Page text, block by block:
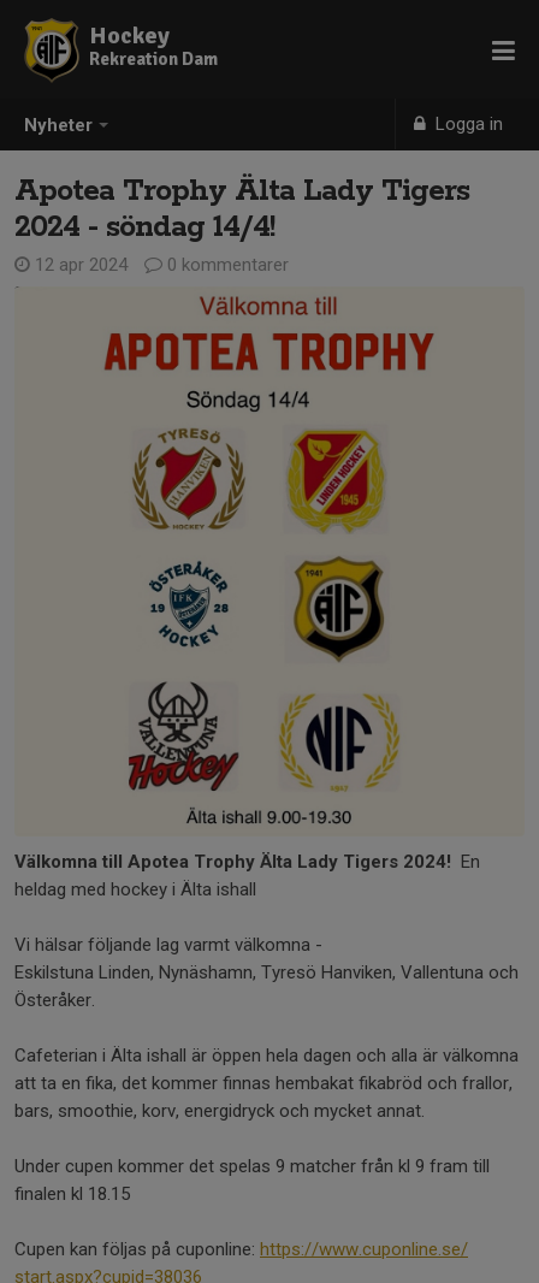
Nyheter Logga in
Hockey
Rekreation Dam
Apotea Trophy Älta Lady Tigers
2024 - söndag 14/4!
12 apr 2024 0 kommentarer
Välkomna till Apotea Trophy Älta Lady Tigers 2024!
En
heldag med hockey i Älta ishall
Vi hälsar följande lag varmt välkomna -
Eskilstuna Linden, Nynäshamn, Tyresö Hanviken, Vallentuna och
Österåker.
Cafeterian i Älta ishall är öppen hela dagen och alla är välkomna
att ta en fika, det kommer finnas hembakat fikabröd och frallor,
bars, smoothie, korv, energidryck och mycket annat.
Under cupen kommer det spelas 9 matcher från kl 9 fram till
finalen kl 18.15
Cupen kan följas på cuponline: https://www.cuponline.se/
start.aspx?cupid=38036